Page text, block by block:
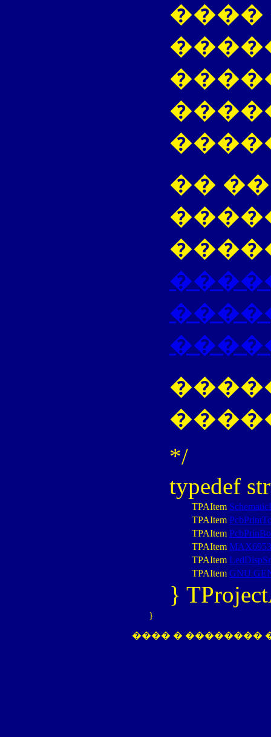
����
��
*/
typedef
TPAItem
TPAItem
TPAItem
TPAItem
TPAItem
TPAItem GNU
}
}
���� � ��������